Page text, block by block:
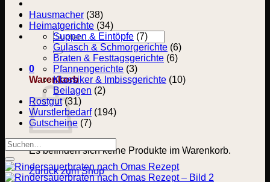
Suchen
nach:
0
Warenkorb
Es befinden sich keine Produkte im Warenkorb.
Zurück zum Shop
Hausmacher (38)
Heimatgerichte (34)
Suppen & Eintöpfe (7)
Gulasch & Schmorgerichte (6)
Braten & Festtagsgerichte (6)
Pfannengerichte (3)
Klassiker & Imbissgerichte (10)
Beilagen (2)
Rostgut (31)
Wurstlerbedarf (194)
Gutscheine (7)
Suchen
nach: